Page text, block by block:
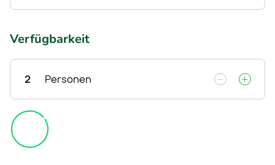
Verfügbarkeit
2 Personen